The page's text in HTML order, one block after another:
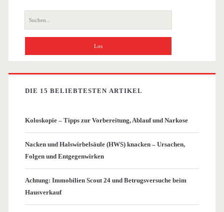
Suche
nach:
DIE 15 BELIEBTESTEN ARTIKEL
Koloskopie – Tipps zur Vorbereitung, Ablauf und Narkose
Nacken und Halswirbelsäule (HWS) knacken – Ursachen,
Folgen und Entgegenwirken
Achtung: Immobilien Scout 24 und Betrugsversuche beim
Hausverkauf